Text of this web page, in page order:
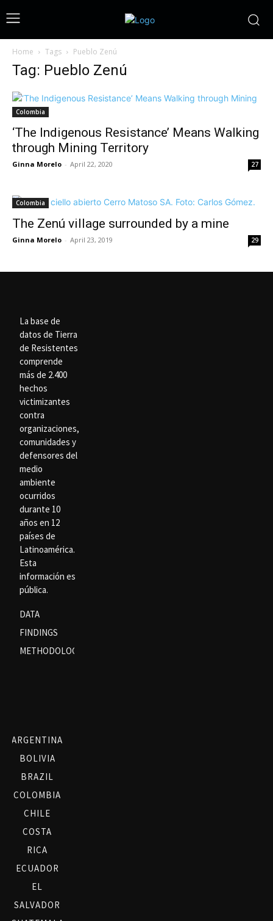
Home Tags Pueblo Zenú
Tag: Pueblo Zenú
Colombia
‘The Indigenous Resistance’ Means Walking
through Mining Territory
Ginna Morelo - April 22, 2020 27
Colombia
The Zenú village surrounded by a mine
Ginna Morelo - April 23, 2019 29
La base de
datos de Tierra
de Resistentes
comprende
más de 2.400
hechos
victimizantes
contra
organizaciones,
comunidades y
defensores del
medio
ambiente
ocurridos
durante 10
años en 12
países de
Latinoamérica.
Esta
información es
pública.
DATA
FINDINGS
METHODOLOGY
ARGENTINA
BOLIVIA
BRAZIL
COLOMBIA
CHILE
COSTA
RICA
ECUADOR
EL
SALVADOR